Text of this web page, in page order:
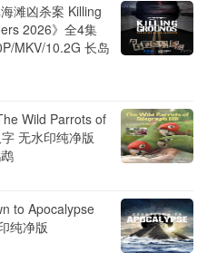
滩凶杀案 Killing
2026》全4集
MKV/10.2G 长岛
Wild Parrots of
无水印纯净版
to Apocalypse
纯净版